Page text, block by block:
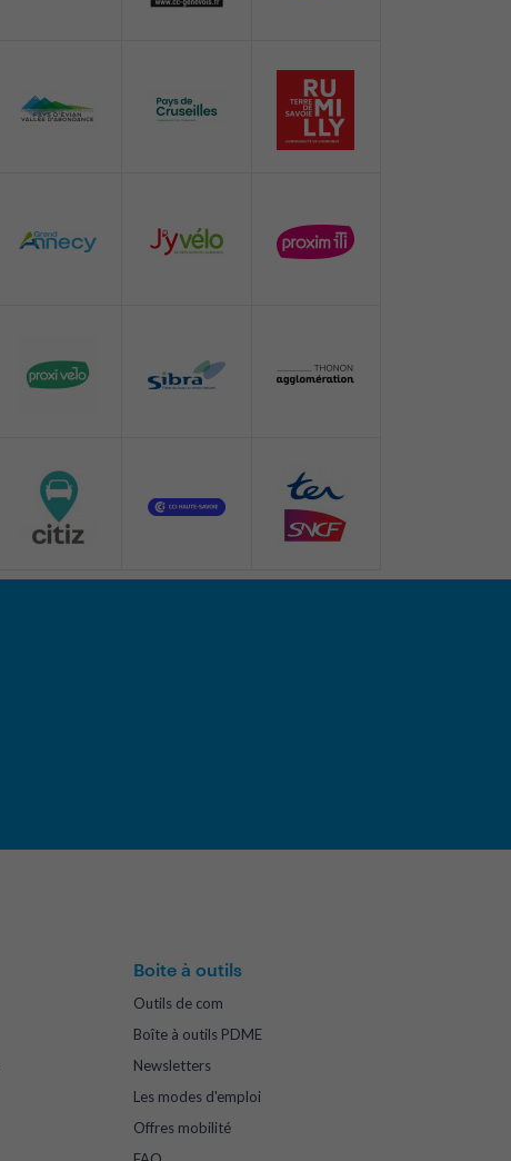
Boite à outils
Outils de com
Boîte à outils PDME
Newsletters
Les modes d'emploi
Offres mobilité